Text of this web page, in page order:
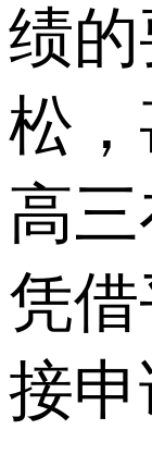
绩
松
高
凭
接申